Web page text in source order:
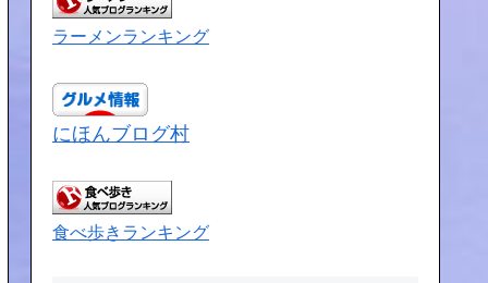
ラーメンランキング
にほんブログ村
食べ歩きランキング